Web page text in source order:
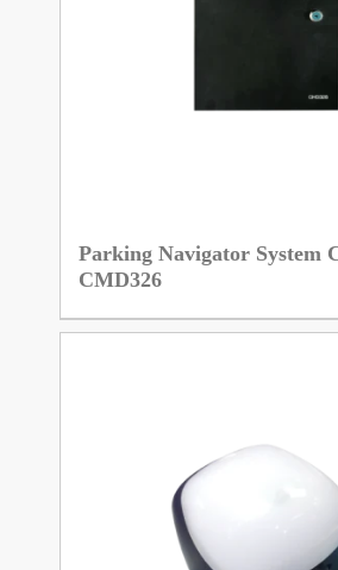
Parking Navigator System
CMD326